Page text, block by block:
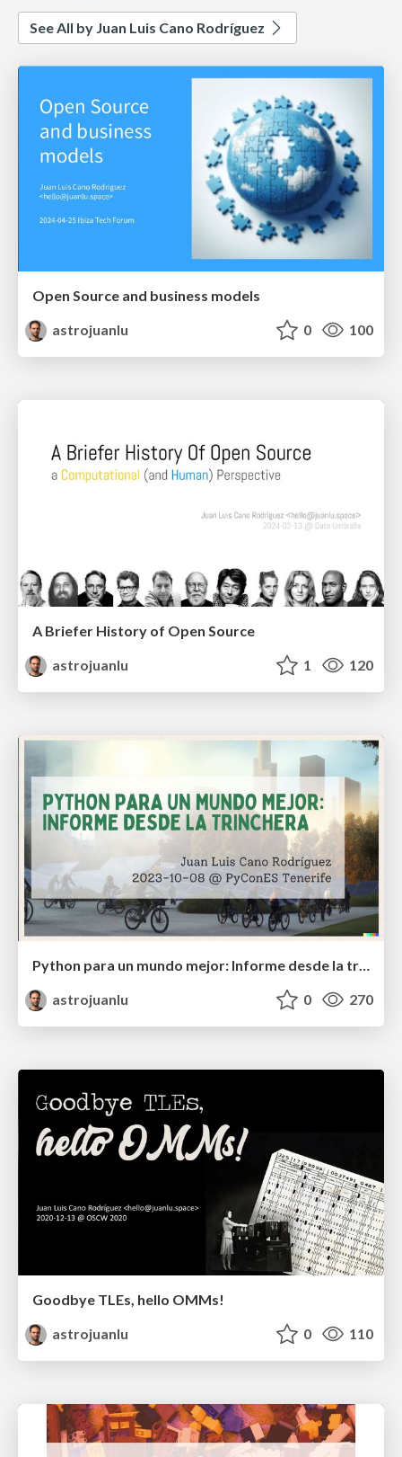
See All by Juan Luis Cano Rodríguez
Open Source and business models
astrojuanlu
0 100
A Briefer History of Open Source
astrojuanlu
1 120
Python para un mundo mejor: Informe desde la trinchera
astrojuanlu
0 270
Goodbye TLEs, hello OMMs!
astrojuanlu
0 110